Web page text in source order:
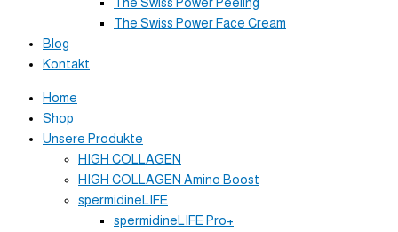
The Swiss Power Face Cream
Blog
Kontakt
Home
Shop
Unsere Produkte
HIGH COLLAGEN
HIGH COLLAGEN Amino Boost
spermidineLIFE
spermidineLIFE Pro+